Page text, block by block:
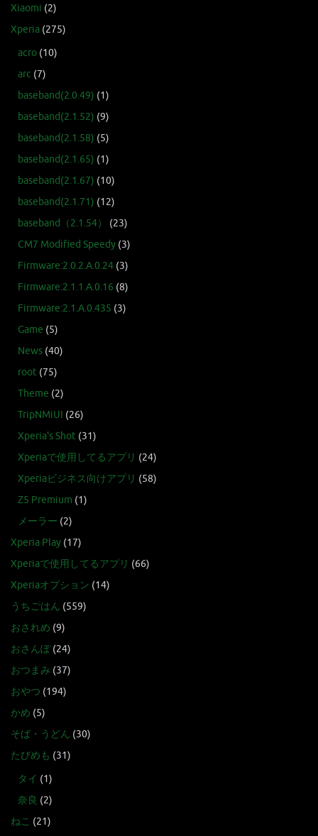
Xiaomi (2)
Xperia (275)
acro (10)
arc (7)
baseband(2.0.49) (1)
baseband(2.1.52) (9)
baseband(2.1.58) (5)
baseband(2.1.65) (1)
baseband(2.1.67) (10)
baseband(2.1.71) (12)
baseband（2.1.54）
(23)
CM7 Modified Speedy (3)
Firmware:2.0.2.A.0.24 (3)
Firmware:2.1.1.A.0.16 (8)
Firmware:2.1.A.0.435 (3)
Game (5)
News (40)
root (75)
Theme (2)
TripNMiUI (26)
Xperia's Shot (31)
Xperiaで使用してるアプリ (24)
Xperiaビジネス向けアプリ (58)
Z5 Premium (1)
メーラー (2)
Xperia Play (17)
Xperiaで使用してるアプリ (66)
Xperiaオプション (14)
うちごはん (559)
おされめ (9)
おさんぽ(24)
おつまみ (37)
おやつ (194)
かめ (5)
そば・うどん (30)
たびめも (31)
タイ (1)
奈良 (2)
ねこ (21)